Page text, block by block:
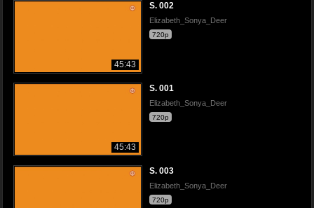
45:43
S. 002
Elizabeth_Sonya_Deer
720p
45:43
S. 001
Elizabeth_Sonya_Deer
720p
S. 003
Elizabeth_Sonya_Deer
720p